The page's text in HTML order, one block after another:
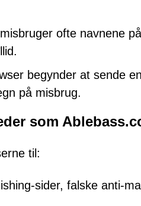
ofte navnene på
begynder at sende
på misbrug.
som
til:
sider, falske anti-